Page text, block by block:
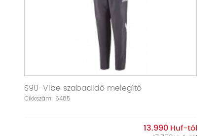
S90-Vibe szabadidő melegítő
Cikkszám: 6485
13.990